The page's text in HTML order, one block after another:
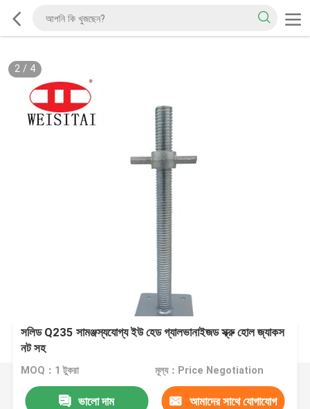
2/ 4
সলিড Q235 সামঞ্জস্যযোগ্য ইউ হেড গ্যালভানাইজড স্ক্রু হোল জ্যাকস
নট সহ
MOQ：1 টুকরা মূল্য：Price Negotiation
ভালো দাম আমাদের সাথে যোগাযোগ